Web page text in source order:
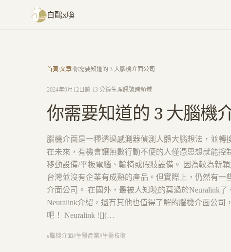
跳至主要內容
白鷗x喚
首頁/文章/你需要知道的 3 大腦機介面公司
2024年9月12日 讀 13 分鐘生理訊號跨領域
你需要知道的 3 大腦機
腦機介面是一種透過感測器偵測人體大腦想法，並轉
在未來，有機會讓無數行動不便的人僅憑思想就能控
移動設備/平板電腦、輪椅或假肢設備。 因為較為新穎
台灣並沒有企業有成熟的產品。但實際上，仍然有一
介面公司。 在國外，最被人知曉的莫過於Neuralink了
Neuralink介紹，還有其他也值得了解的腦機介面公司
吧！ Neuralink ![](…
#腦機介面#生醫產業#生醫技術